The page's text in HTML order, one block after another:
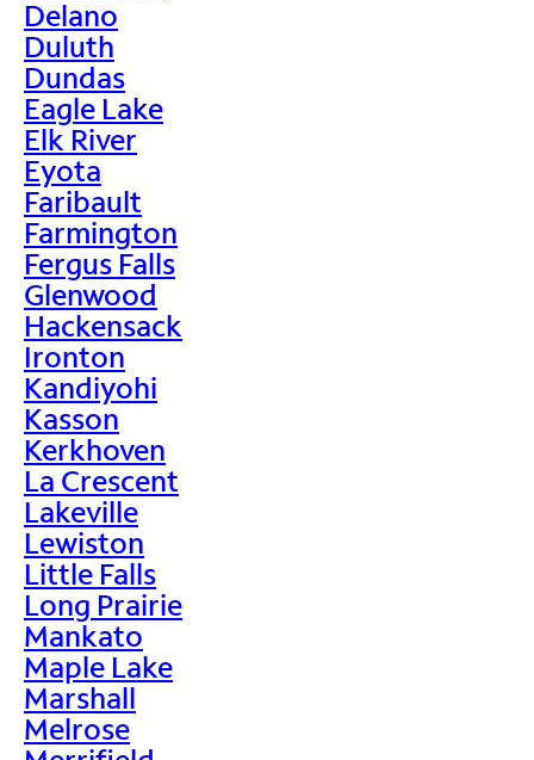
Delano
Duluth
Dundas
Eagle Lake
Elk River
Eyota
Faribault
Farmington
Fergus Falls
Glenwood
Hackensack
Ironton
Kandiyohi
Kasson
Kerkhoven
La Crescent
Lakeville
Lewiston
Little Falls
Long Prairie
Mankato
Maple Lake
Marshall
Melrose